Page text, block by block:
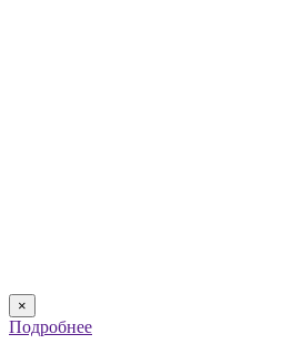
×
Подробнее